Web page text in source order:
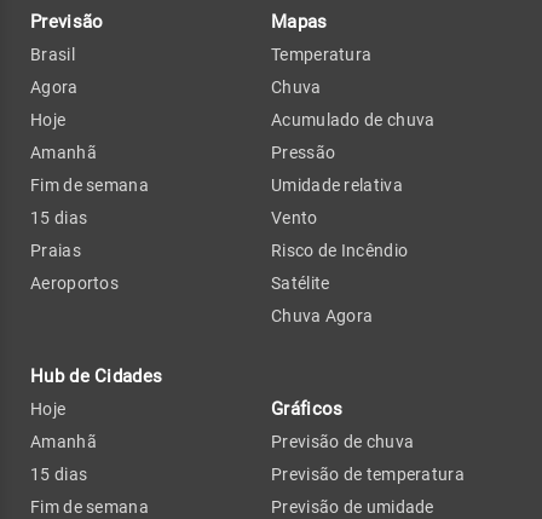
Previsão
Brasil
Agora
Hoje
Amanhã
Fim de semana
15 dias
Praias
Aeroportos
Hub de Cidades
Hoje
Amanhã
15 dias
Fim de semana
Mapas
Temperatura
Chuva
Acumulado de chuva
Pressão
Umidade relativa
Vento
Risco de Incêndio
Satélite
Chuva Agora
Gráficos
Previsão de chuva
Previsão de temperatura
Previsão de umidade